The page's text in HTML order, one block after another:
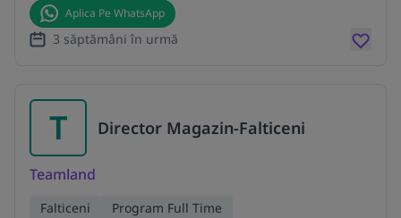
Aplica Pe WhatsApp
3 săptămâni în urmă
T Director Magazin-Falticeni
Teamland
Falticeni Program Full Time